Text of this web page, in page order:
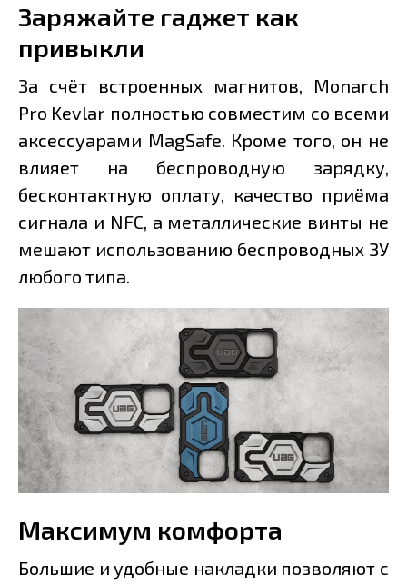
Заряжайте гаджет как
привыкли
За счёт встроенных магнитов, Monarch
Pro Kevlar полностью совместим со всеми
аксессуарами MagSafe. Кроме того, он не
влияет на беспроводную зарядку,
бесконтактную оплату, качество приёма
сигнала и NFC, а металлические винты не
мешают использованию беспроводных ЗУ
любого типа.
Максимум комфорта
Большие и удобные накладки позволяют с